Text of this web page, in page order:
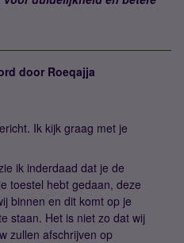
door Roeqajja
Ik kijk graag met je
ik inderdaad dat je de
toestel hebt gedaan, deze
binnen en dit komt op je
staan. Het is niet zo dat wij
zullen afschrijven op